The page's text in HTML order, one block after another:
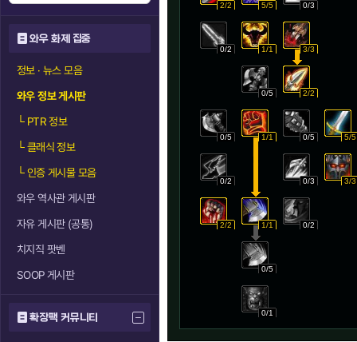
와우 화제 집중
정보 · 뉴스 모음
와우 정보 게시판
└PTR 정보
└클래식 정보
└인증 게시물 모음
와우 역사관 게시판
자유 게시판 (공통)
치지직 팟벤
SOOP 게시판
확장팩 커뮤니티
2/2 5/5 0/3
0/2 1/1 3/3
0/5 2/2
0/5 1/1 0/5 5/5
0/2 0/3 3/3
2/2 1/1 0/2
0/5
0/1